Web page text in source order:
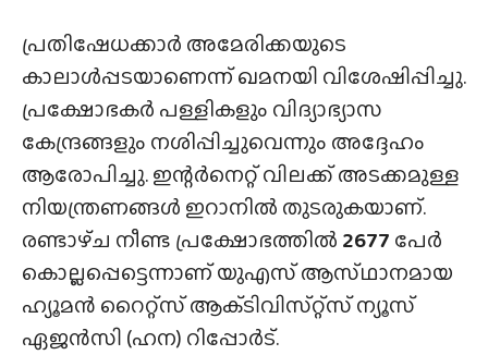
പ്രതിഷേധക്കാർ അമേരിക്കയുടെ
കാലാൾപ്പടയാണെന്ന് ഖമനയി വിശേഷിപ്പിച്ചു.
പ്രക്ഷോഭകർ പള്ളികളും വിദ്യാഭ്യാസ
കേന്ദ്രങ്ങളും നശിപ്പിച്ചുവെന്നും അദ്ദേഹം
ആരോപിച്ചു. ഇന്റർനെറ്റ് വിലക്ക് അടക്കമുള്ള
നിയന്ത്രണങ്ങൾ ഇറാനിൽ തുടരുകയാണ്.
രണ്ടാഴ്‌ച നീണ്ട പ്രക്ഷോഭത്തിൽ 2677 പേർ
കൊല്ലപ്പെട്ടെന്നാണ് യുഎസ് ആസ്‌ഥാനമായ
ഹ്യൂമൻ റൈറ്റ്സ് ആക്‌ടിവിസ്‌റ്റ്‌സ് ന്യൂസ്
ഏജൻസി (ഹന) റിപ്പോർട്.